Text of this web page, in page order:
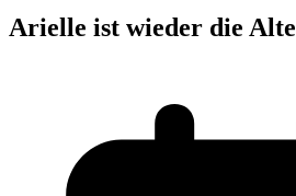
Arielle ist wieder die Alte